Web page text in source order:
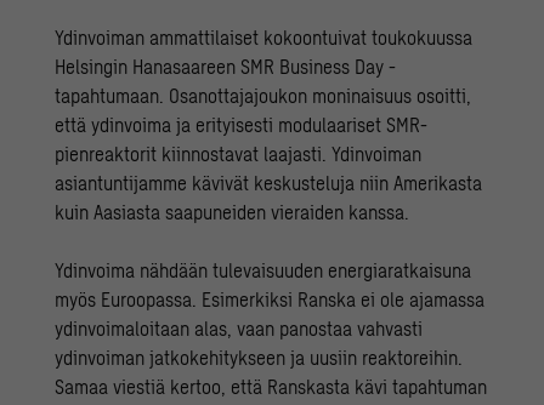
Ydinvoiman ammattilaiset kokoontuivat toukokuussa
Helsingin Hanasaareen SMR Business Day -
tapahtumaan. Osanottajajoukon moninaisuus osoitti,
että ydinvoima ja erityisesti modulaariset SMR-
pienreaktorit kiinnostavat laajasti.Ydinvoiman
asiantuntijamme kävivät keskusteluja niin Amerikasta
kuin Aasiasta saapuneiden vieraiden kanssa.
Ydinvoima nähdään tulevaisuuden energiaratkaisuna
myös Euroopassa. Esimerkiksi Ranska ei ole ajamassa
ydinvoimaloitaan alas, vaan panostaa vahvasti
ydinvoiman jatkokehitykseen ja uusiin reaktoreihin.
Samaa viestiä kertoo, että Ranskasta kävi tapahtuman